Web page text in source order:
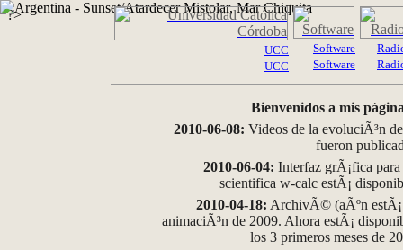
?>
UCC
UCC
Software
Software
Bienvenidos a mis
2010-06-08: Videos de la evoluciÃ³n
fueron
2010-06-04: Interfaz grÃ¡fica
scientifica w-calc estÃ¡
2010-04-18: ArchivÃ© (aÃºn
animaciÃ³n de 2009. Ahora estÃ¡
los 3 primeros meses de